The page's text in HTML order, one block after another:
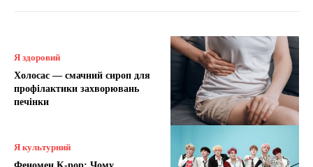
Я здоровий
Холосас — смачний сироп для
профілактики захворювань
печінки
Я культурний